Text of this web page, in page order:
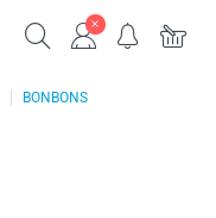
BONBONS